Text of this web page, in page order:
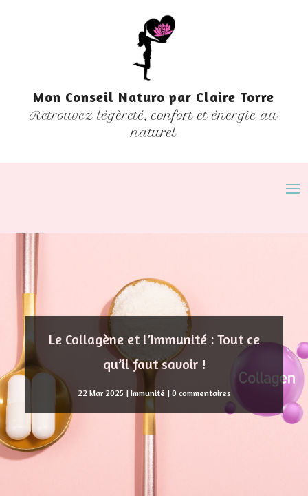
Mon Conseil Naturo par Claire Torre
Retrouvez légèreté, confort et énergie au
naturel
Le Collagène et l’Immunité : Tout ce
qu’il faut savoir !
22 Mar 2025 | Immunité | 0 commentaires